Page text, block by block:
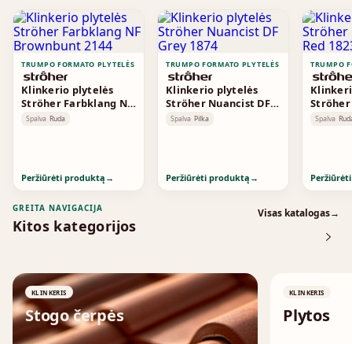
TRUMPO FORMATO PLYTELĖS
Klinkerio plytelės
Ströher Farbklang NF
Brownbunt 2144
Spalva Ruda
Peržiūrėti produktą →
TRUMPO FORMATO PLYTELĖS
Klinkerio plytelės
Ströher Nuancist DF
Grey 1874
Spalva Pilka
Peržiūrėti produktą →
TRUMPO
Ströher
Red
Spalva
GREITA NAVIGACIJA
Kitos kategorijos
Visas katalogas→
KLINKERIS
Stogo čerpės
↗
KLINKERIS
Plytos